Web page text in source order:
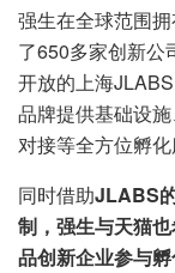
强生在全球范围
了650多家创新公
开放的上海
品牌提供基础设
对接等全方位孵化
同时借助JLABS
制，强生与天猫
品创新企业参与